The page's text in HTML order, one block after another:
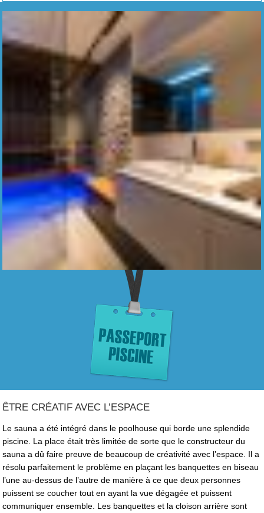
ÊTRE CRÉATIF AVEC L’ESPACE
Le sauna a été intégré dans le poolhouse qui borde une splendide
piscine. La place était très limitée de sorte que le constructeur du
sauna a dû faire preuve de beaucoup de créativité avec l’espace. Il a
résolu parfaitement le problème en plaçant les banquettes en biseau
l’une au-dessus de l’autre de manière à ce que deux personnes
puissent se coucher tout en ayant la vue dégagée et puissent
communiquer ensemble. Les banquettes et la cloison arrière sont